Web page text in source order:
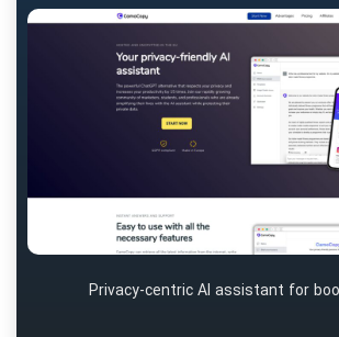
Privacy-centric AI assistant for